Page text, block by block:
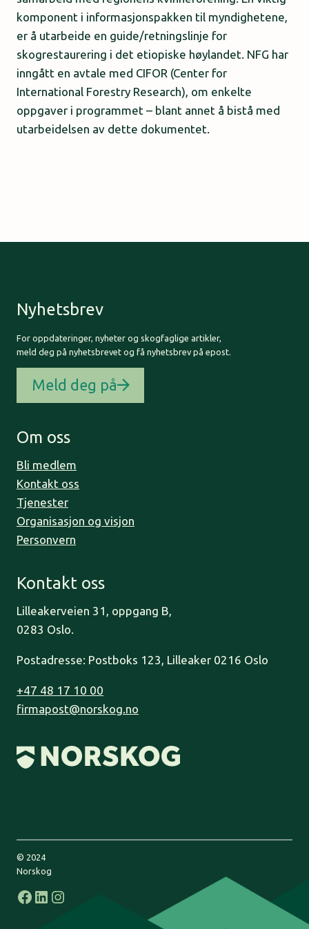
komponent i informasjonspakken til myndighetene,
er å utarbeide en guide/retningslinje for
skogrestaurering i det etiopiske høylandet. NFG har
inngått en avtale med CIFOR (Center for
International Forestry Research), om enkelte
oppgaver i programmet – blant annet å bistå med
utarbeidelsen av dette dokumentet.
Nyhetsbrev
For oppdateringer, nyheter og skogfaglige artikler,
meld deg på nyhetsbrevet og få nyhetsbrev på epost.
Meld deg på
Om oss
Bli medlem
Kontakt oss
Tjenester
Organisasjon og visjon
Personvern
Kontakt oss
Lilleakerveien 31, oppgang B,
0283 Oslo.
Postadresse: Postboks 123, Lilleaker 0216 Oslo
+47 48 17 10 00
firmapost@norskog.no
© 2024
Norskog
Facebook
LinkedIn
Instagram